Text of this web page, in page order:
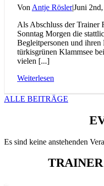
Von Antje Rösler|Juni
Als Abschluss der Trainer
Sonntag Morgen die
Begleitpersonen und ihren
türkisgrünen Klammsee
vielen [...]
Weiterlesen
ALLE BEITRÄGE
Es sind keine anstehenden
TRAINER